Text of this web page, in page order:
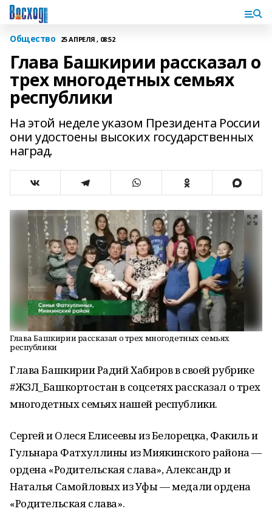
Общество 25 АПРЕЛЯ , 08:52
Глава Башкирии рассказал о
трех многодетных семьях
республики
На этой неделе указом Президента России
они удостоены высоких государственных
наград.
Глава Башкирии рассказал о трех многодетных семьях
республики
Глава Башкирии Радий Хабиров в своей рубрике
#ЖЗЛ_Башкортостан в соцсетях рассказал о трех
многодетных семьях нашей республики.
Сергей и Олеся Елисеевы из Белорецка, Факиль и
Гульнара Фатхуллины из Миякинского района —
ордена «Родительская слава», Александр и
Наталья Самойловых из Уфы — медали ордена
«Родительская слава».